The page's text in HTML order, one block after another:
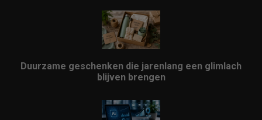
Duurzame geschenken die jarenlang een glimlach
blijven brengen